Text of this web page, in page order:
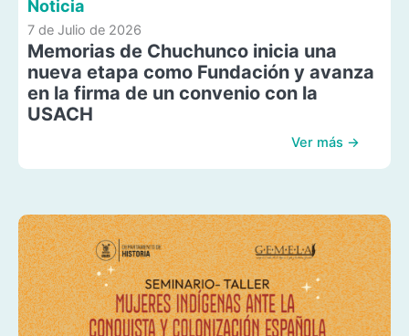
Noticia
7 de Julio de 2026
Memorias de Chuchunco inicia una
nueva etapa como Fundación y avanza
en la firma de un convenio con la
USACH
Ver más →